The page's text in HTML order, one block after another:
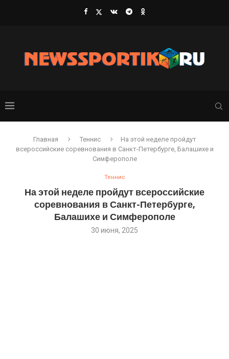
Главная Теннис
На этой неделе пройдут
всероссийские соревнования в Санкт-Петербурге, Балашихе и
Симферополе
Теннис
На этой неделе пройдут всероссийские
соревнования в Санкт-Петербурге,
Балашихе и Симферополе
30 июня, 2025